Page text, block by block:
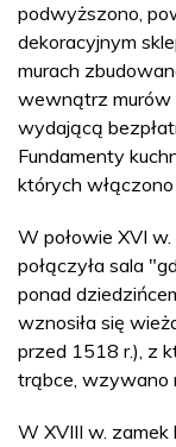
podwyższono,
dekoracyjnym
murach
wewnątrz murów
wydającą
Fundamenty
których
W połowie XVI w.
połączyła sala
ponad
wznosiła się
przed 1518 r.), z
trąbce, wzywano
W XVIII w.